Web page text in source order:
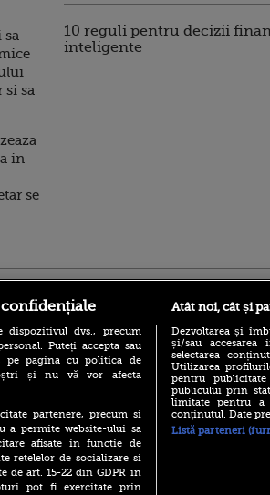
sa
si sa
in
se
10 reguli pentru decizii
inteligente
(P) Descoperă Lumea
Evenimentelor din
confidențiale
dvs., precum
Puteți accepta sau
pe pagina cu politica de
și nu vă vor afecta
partenere, precum si
a permite website-ului sa
afisate in functie de
retelelor de socializare si
de art. 15-22 din GDPR in
pot fi exercitate prin
Atât noi, cât și
Dezvoltarea și
și/sau
selectarea
Utilizarea
pentru publicitate
publicului prin
limitate pentru a
conținutul. Date
Listă parteneri